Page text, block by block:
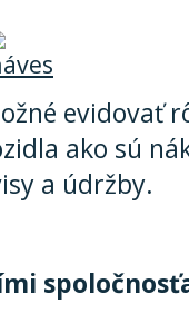
evidovať
ako sú
a údržby.